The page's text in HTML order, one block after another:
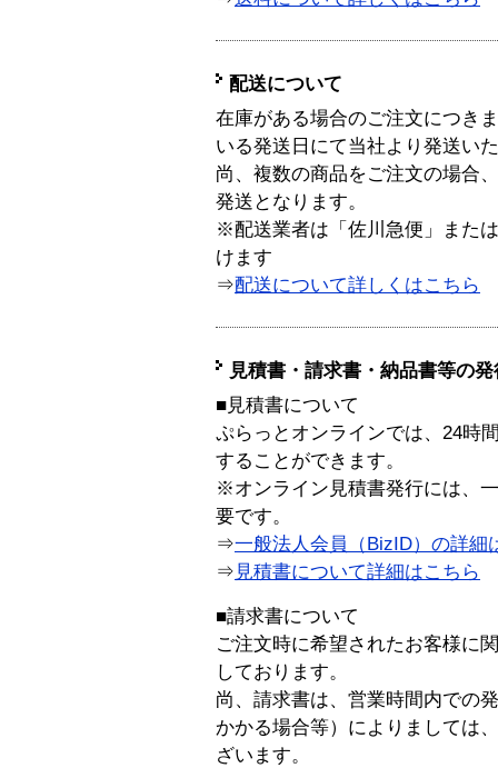
配送について
在庫がある場合のご注文につき
いる発送日にて当社より発送い
尚、複数の商品をご注文の場合
発送となります。
※配送業者は「佐川急便」また
けます
⇒配送について詳しくはこちら
見積書・請求書・納品書等の
■見積書について
ぷらっとオンラインでは、24時
することができます。
※オンライン見積書発行には、
要です。
⇒一般法人会員（BizID）の詳細
⇒ 見積書について詳細はこちら
■請求書について
ご注文時に希望されたお客様に
しております。
尚、請求書は、営業時間内での
かかる場合等）によりましては
ざいます。